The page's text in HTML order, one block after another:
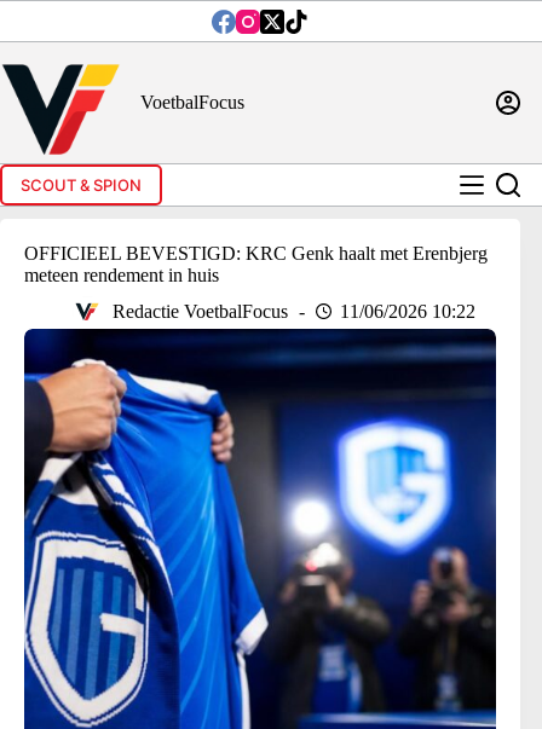
inhoud
VoetbalFocus
SCOUT & SPION
OFFICIEEL BEVESTIGD: KRC Genk haalt met Erenbjerg
meteen rendement in huis
Redactie VoetbalFocus
11/06/2026 10:22